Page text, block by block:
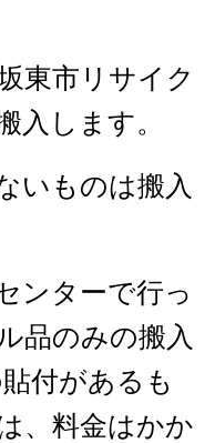
東市リサイク
入します。
いものは搬入
ンターで行っ
品のみの搬入
付があるも
、料金はかか